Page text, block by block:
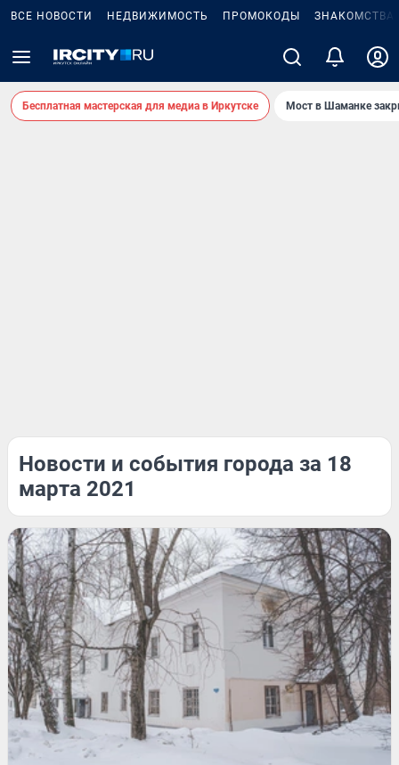
ВСЕ НОВОСТИ НЕДВИЖИМОСТЬ ПРОМОКОДЫ ЗНАКОМСТВА
Бесплатная мастерская для медиа в Иркутске Мост в Шаманке
Новости и события города за 18
марта 2021